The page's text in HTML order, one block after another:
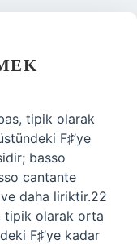
tipik olarak
F♯’ye
basso
cantante
daha liriktir.22
tipik olarak orta
F♯’ye kadar